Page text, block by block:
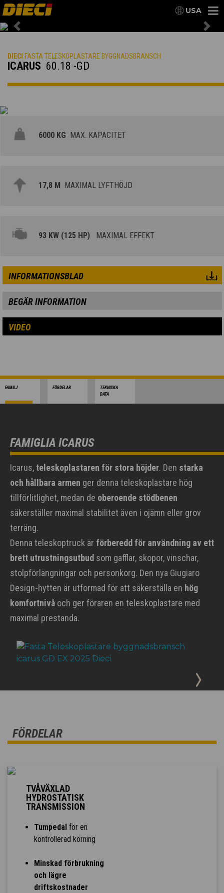
USA
Previous
DIECI FASTA TELESKOPLASTARE BYGGNADSBRANSCH
ICARUS 60.18 -GD
6000 KG MAX. KAPACITET
17,8 M MAXIMAL LYFTHÖJD
93 KW (125 HP) MAXIMAL EFFEKT
INFORMATIONSBLAD
BEGÄR INFORMATION
VIDEO
FAMILJ FÖRDELAR
TEKNISKA
DATA
FAMIGLIA ICARUS
Icarus, teleskoplastaren för stora höjder. Den starka
och hållbara armen ger denna teleskoplastare hög
tillförlitlighet, medan de oberoende stödbenen
säkerställer maximal stabilitet även i ojämn eller grov
terräng.
Denna teleskoptruck är förberedd för användning av ett
brett utrustningsutbud som gafflar, skopor, vinschar,
stolpförlängningar och personkorg. Den nya Giugiaro
Design-hytten är utformad för att säkerställa en hög
komfortnivå och ger föraren en teleskoplastare med
maximal prestanda.
FÖRDELAR
TVÅVÄXLAD
HYDROSTATISK
TRANSMISSION
Tumpedal för en
kontrollerad körning
Minskad förbrukning
och lägre
driftskostnader